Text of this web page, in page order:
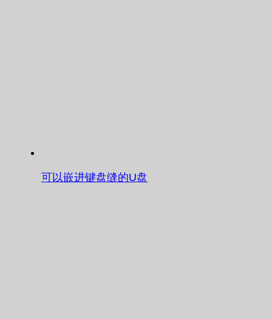
可以嵌进键盘缝的U盘